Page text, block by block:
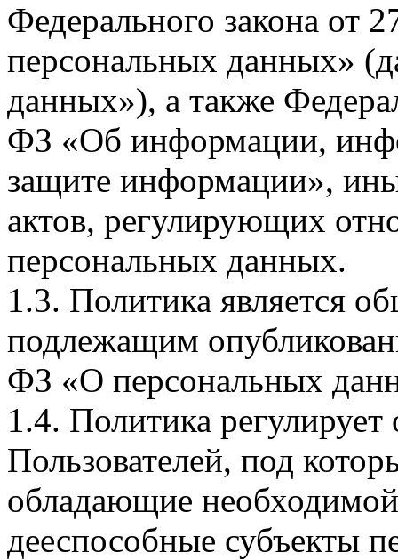
Федерального закона
персональных данных»
данных»), а также
ФЗ «Об информации,
защите информации»,
актов, регулирующих
персональных данных.
1.3. Политика является
подлежащим
ФЗ «О персональных
1.4. Политика
Пользователей, под
обладающие
дееспособные субъекты